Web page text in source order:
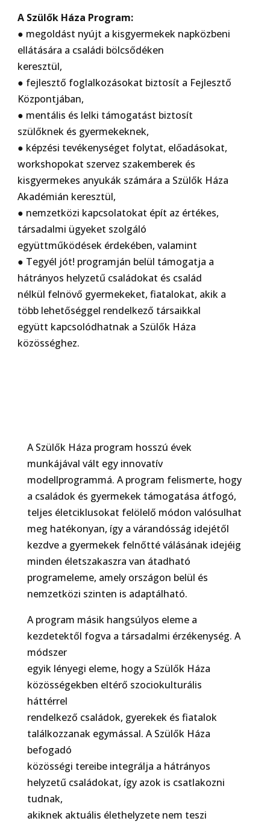
A Szülők Háza Program:
● megoldást nyújt a kisgyermekek napközbeni
ellátására a családi bölcsődéken
keresztül,
● fejlesztő foglalkozásokat biztosít a Fejlesztő
Központjában,
● mentális és lelki támogatást biztosít
szülőknek és gyermekeknek,
● képzési tevékenységet folytat, előadásokat,
workshopokat szervez szakemberek és
kisgyermekes anyukák számára a Szülők Háza
Akadémián keresztül,
● nemzetközi kapcsolatokat épít az értékes,
társadalmi ügyeket szolgáló
együttműködések érdekében, valamint
● Tegyél jót! programján belül támogatja a
hátrányos helyzetű családokat és család
nélkül felnövő gyermekeket, fiatalokat, akik a
több lehetőséggel rendelkező társaikkal
együtt kapcsolódhatnak a Szülők Háza
közösséghez.
A Szülők Háza program hosszú évek
munkájával vált egy innovatív
modellprogrammá. Aprogram felismerte, hogy
a családok és gyermekek támogatása átfogó,
teljes életciklusokat felölelő módon valósulhat
meg hatékonyan, így a várandósság idejétől
kezdve a gyermekek felnőtté válásának idejéig
minden életszakaszra van átadható
programeleme, amely országon belül és
nemzetközi szinten is adaptálható.
A program másik hangsúlyos eleme a
kezdetektől fogva a társadalmi érzékenység. A
módszer
egyik lényegi eleme, hogy a Szülők Háza
közösségekben eltérő szociokulturális
háttérrel
rendelkező családok, gyerekek és fiatalok
találkozzanak egymással. A Szülők Háza
befogadó
közösségi tereibe integrálja a hátrányos
helyzetű családokat, így azok is csatlakozni
tudnak,
akiknek aktuális élethelyzete nem teszi